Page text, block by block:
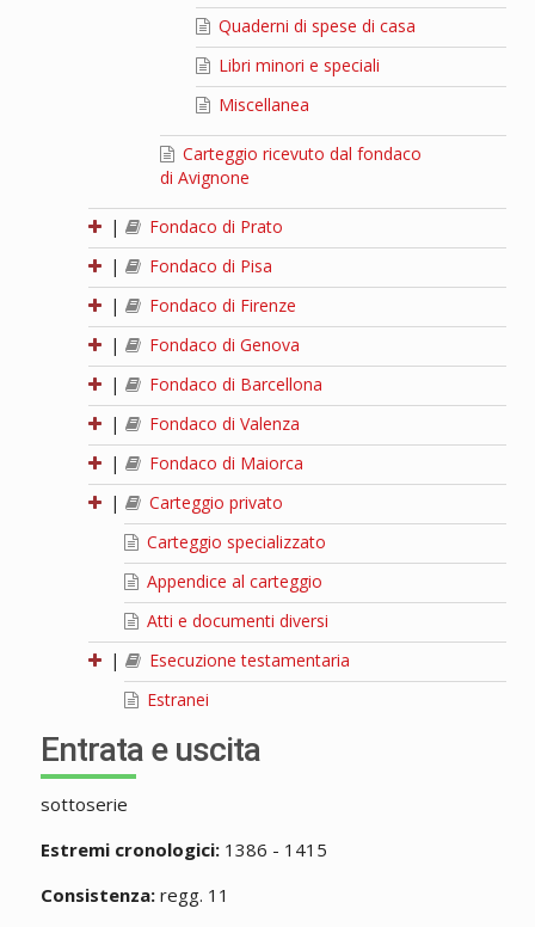
Quaderni di spese di casa
Libri minori e speciali
Miscellanea
Carteggio ricevuto dal fondaco
di Avignone
|
Fondaco di Prato
|
Fondaco di Pisa
|
Fondaco di Firenze
|
Fondaco di Genova
|
Fondaco di Barcellona
|
Fondaco di Valenza
|
Fondaco di Maiorca
|
Carteggio privato
Carteggio specializzato
Appendice al carteggio
Atti e documenti diversi
|
Esecuzione testamentaria
Estranei
Entrata e uscita
sottoserie
Estremi cronologici:1386 - 1415
Consistenza:regg. 11